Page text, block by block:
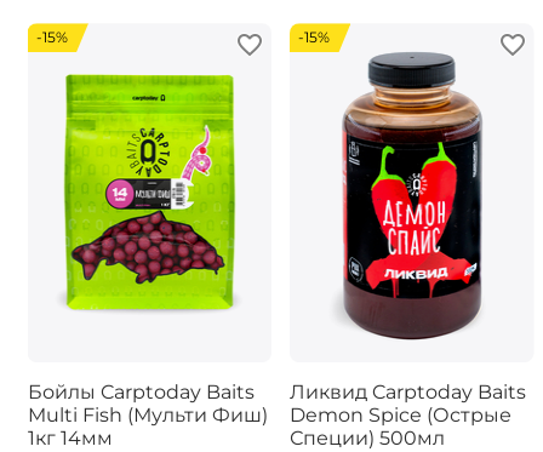
-15%
Бойлы Carptoday Baits
Multi Fish (Мульти Фиш)
1кг 14мм
-15%
Ликвид Carptoday Baits
Demon Spice (Острые
Специи) 500мл